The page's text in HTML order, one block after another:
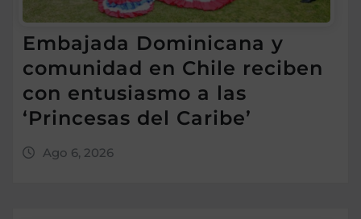
Embajada Dominicana y
comunidad en Chile reciben
con entusiasmo a las
‘Princesas del Caribe’
Ago 6, 2026